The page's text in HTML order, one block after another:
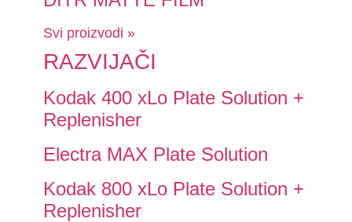
Svi proizvodi »
RAZVIJAČI
Kodak 400 xLo Plate Solution +
Replenisher
Electra MAX Plate Solution
Kodak 800 xLo Plate Solution +
Replenisher